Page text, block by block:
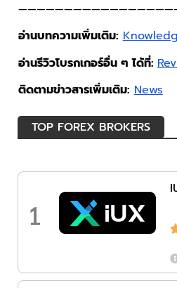
อ่านบทความเพิ่มเติม:
อ่านรีวิวโบรกเกอร์อื่น ๆ ได้ที่:
ติดตามข่าวสารเพิ่มเติม: News
TOP FOREX BROKERS
1